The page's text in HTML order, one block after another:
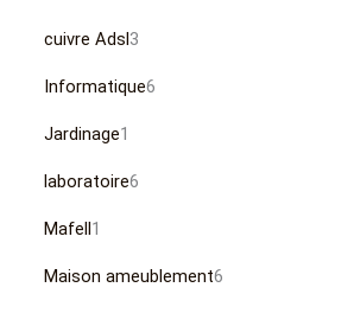
cuivre Adsl3
Informatique6
Jardinage1
laboratoire6
Mafell1
Maison ameublement6